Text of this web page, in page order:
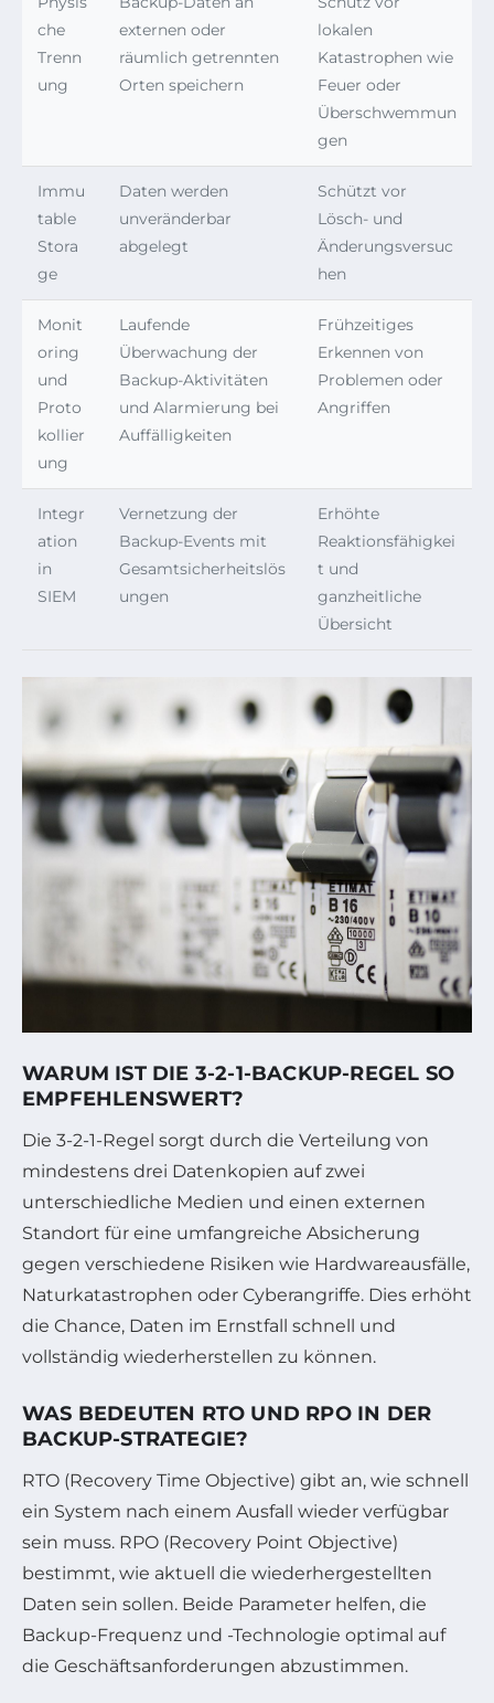
che
Trenn
ung
externen oder
räumlich getrennten
Orten speichern
lokalen
Katastrophen wie
Feuer oder
Überschwemmun
gen
Immu
table
Stora
ge
Daten werden
unveränderbar
abgelegt
Schützt vor
Lösch- und
Änderungsversuc
hen
Monit
oring
und
Proto
kollier
ung
Laufende
Überwachung der
Backup-Aktivitäten
und Alarmierung bei
Auffälligkeiten
Frühzeitiges
Erkennen von
Problemen oder
Angriffen
Integr
ation
in
SIEM
Vernetzung der
Backup-Events mit
Gesamtsicherheitslös
ungen
Erhöhte
Reaktionsfähigkei
t und
ganzheitliche
Übersicht
WARUM IST DIE 3-2-1-BACKUP-REGEL SO
EMPFEHLENSWERT?
Die 3-2-1-Regel sorgt durch die Verteilung von
mindestens drei Datenkopien auf zwei
unterschiedliche Medien und einen externen
Standort für eine umfangreiche Absicherung
gegen verschiedene Risiken wie Hardwareausfälle,
Naturkatastrophen oder Cyberangriffe. Dies erhöht
die Chance, Daten im Ernstfall schnell und
vollständig wiederherstellen zu können.
WAS BEDEUTEN RTO UND RPO IN DER
BACKUP-STRATEGIE?
RTO (Recovery Time Objective) gibt an, wie schnell
ein System nach einem Ausfall wieder verfügbar
sein muss. RPO (Recovery Point Objective)
bestimmt, wie aktuell die wiederhergestellten
Daten sein sollen. Beide Parameter helfen, die
Backup-Frequenz und -Technologie optimal auf
die Geschäftsanforderungen abzustimmen.